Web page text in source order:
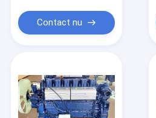
Producten
Over ons
Contact nu